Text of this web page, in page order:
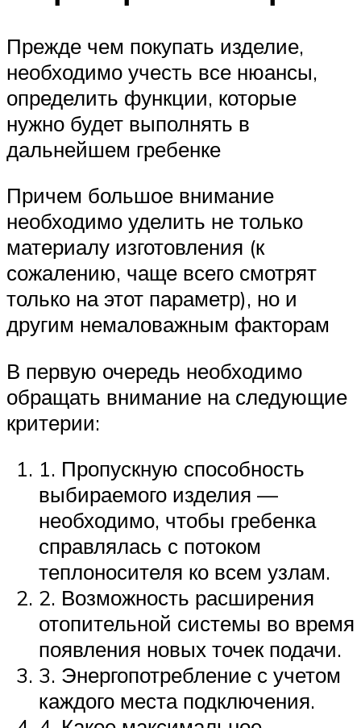
Прежде чем покупать изделие,
необходимо учесть все нюансы,
определить функции, которые
нужно будет выполнять в
дальнейшем гребенке
Причем большое внимание
необходимо уделить не только
материалу изготовления (к
сожалению, чаще всего смотрят
только на этот параметр), но и
другим немаловажным факторам
В первую очередь необходимо
обращать внимание на следующие
критерии:
1. Пропускную способность
выбираемого изделия —
необходимо, чтобы гребенка
справлялась с потоком
теплоносителя ко всем узлам.
2. Возможность расширения
отопительной системы во время
появления новых точек подачи.
3. Энергопотребление с учетом
каждого места подключения.